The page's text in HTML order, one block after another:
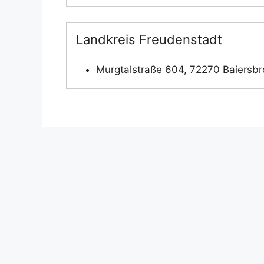
Landkreis Freudenstadt
Murgtalstraße 604, 72270